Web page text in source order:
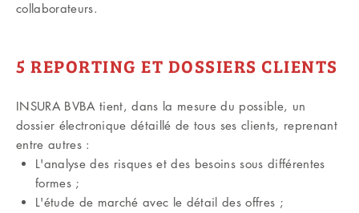
collaborateurs.
5 REPORTING ET DOSSIERS CLIENTS
INSURA BVBA tient, dans la mesure du possible, un
dossier électronique détaillé de tous ses clients, reprenant
entre autres :
L'analyse des risques et des besoins sous différentes
formes ;
L'étude de marché avec le détail des offres ;